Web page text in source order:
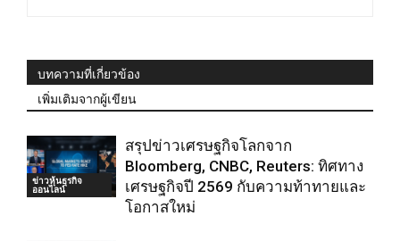
บทความที่เกี่ยวข้อง
เพิ่มเติมจากผู้เขียน
ข่าวหุ้นธุรกิจ
ออนไลน์
สรุปข่าวเศรษฐกิจโลกจาก
Bloomberg, CNBC, Reuters: ทิศทาง
เศรษฐกิจปี 2569 กับความท้าทายและ
โอกาสใหม่